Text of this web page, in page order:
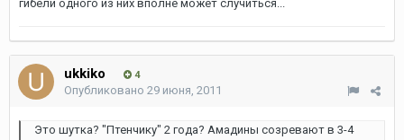
гибели одного из них вполне может случиться...
ukkiko 4
Опубликовано 29 июня, 2011
Это шутка? "Птенчику" 2 года? Амадины созревают в 3-4